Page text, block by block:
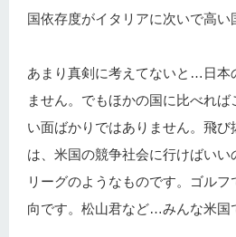
国依存度がイタリアに次いで高い
あまり真剣に考えてないと…日本
ません。でもほかの国に比べれ
い面ばかりではありません。飛び
は、米国の競争社会に行けばいい
リーグのようなものです。ゴル
向です。松山君など…みんな米国